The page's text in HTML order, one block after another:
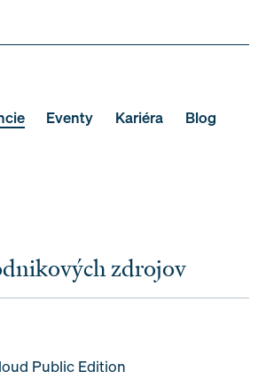
Eventy Kariéra
Blog
zdrojov
Public Edition